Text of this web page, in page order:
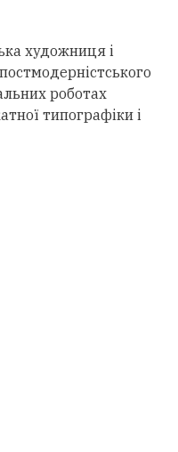
художниця і
роботах
типографіки і